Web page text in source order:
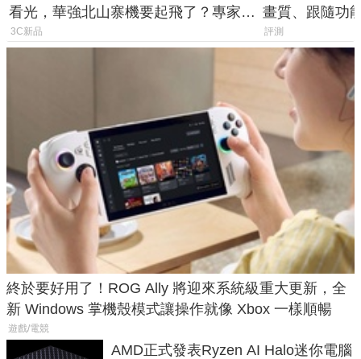
看光，華強北山寨機要起飛了？專家曝
山寨機無法復刻兩大關鍵
3C新品
畫質、跟隨功
一次看懂兩台
評測
終於要好用了！ROG Ally 將迎來系統級重大更新，全
新 Windows 掌機殼模式讓操作就像 Xbox 一樣順暢
遊戲/電競
AMD正式發表Ryzen AI Halo迷你電腦